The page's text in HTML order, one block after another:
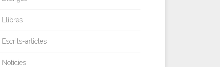
Llibres
Escrits-articles
Notícies